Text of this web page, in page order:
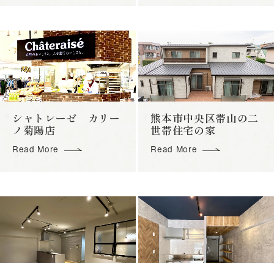
シャトレーゼ カリー
ノ菊陽店
Read More
熊本市中央区帯山の二
世帯住宅の家
Read More